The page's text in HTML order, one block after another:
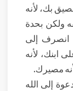
بك، لأنه
ولكن بحدة
انصرف إلى
ابنك، لأنه
مصيرك.
إلى الله